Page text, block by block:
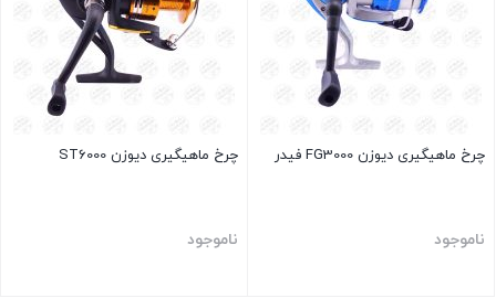
چرخ ماهیگیری دیوزن FG3000 فیدر
ناموجود
چرخ ماهیگیری دیوزن ST6000
ناموجود